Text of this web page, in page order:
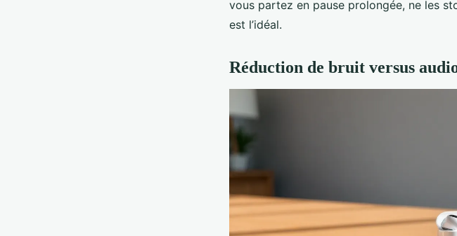
vous partez en pause prolongée, ne les
est l’idéal.
Réduction de bruit versus